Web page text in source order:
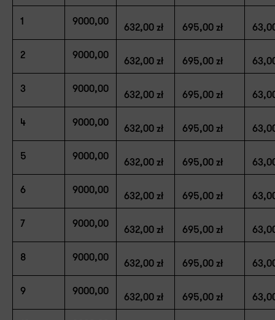
1 9000,00
632,00 zł 695,00 zł
2 9000,00
632,00 zł 695,00 zł
3 9000,00
632,00 zł 695,00 zł
4 9000,00
632,00 zł 695,00 zł
5 9000,00
632,00 zł 695,00 zł
6 9000,00
632,00 zł 695,00 zł
7 9000,00
632,00 zł 695,00 zł
8 9000,00
632,00 zł 695,00 zł
9 9000,00
632,00 zł 695,00 zł